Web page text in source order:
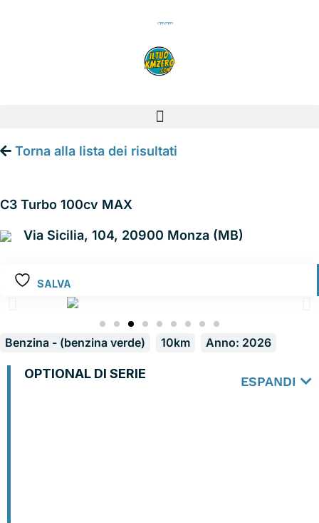
Torna alla lista dei risultati
C3 Turbo 100cv MAX
Via Sicilia, 104, 20900 Monza (MB)
SALVA
Benzina - (benzina verde) 10km Anno: 2026
OPTIONAL DI SERIE ESPANDI